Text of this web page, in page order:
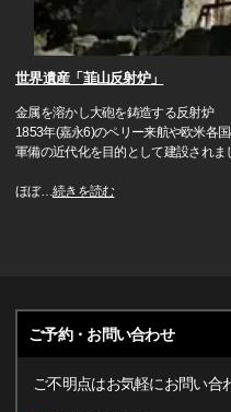
世界遺産「韮山反射炉」
金属を溶かし大砲を鋳造する反射炉
1853年(嘉永6)のペリー来航や欧米各
軍備の近代化を目的として建設されま
ほぼ…続きを読む
ご予約・お問い合わせ
ご不明点はお気軽にお問い合